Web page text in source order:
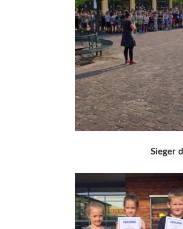
Sieger